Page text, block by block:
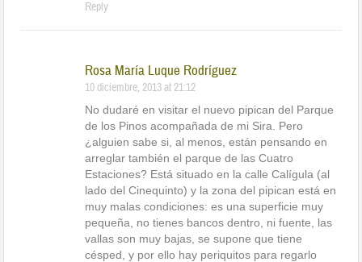
Reply
Rosa María Luque Rodríguez
10 diciembre, 2013 at 21:12
No dudaré en visitar el nuevo pipican del Parque
de los Pinos acompañada de mi Sira. Pero
¿alguien sabe si, al menos, están pensando en
arreglar también el parque de las Cuatro
Estaciones? Está situado en la calle Calígula (al
lado del Cinequinto) y la zona del pipican está en
muy malas condiciones: es una superficie muy
pequeña, no tienes bancos dentro, ni fuente, las
vallas son muy bajas, se supone que tiene
césped, y por ello hay periquitos para regarlo